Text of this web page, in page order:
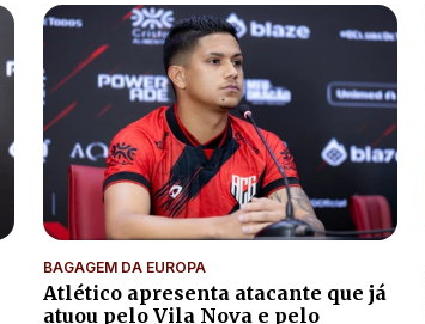
BAGAGEM DA EUROPA
Atlético apresenta atacante que já
atuou pelo Vila Nova e pelo